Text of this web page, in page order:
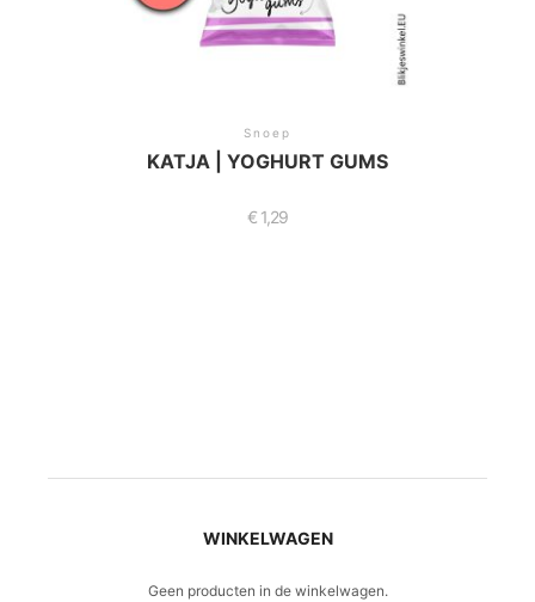
Snoep
KATJA | YOGHURT GUMS
€ 1,29
WINKELWAGEN
Geen producten in de winkelwagen.